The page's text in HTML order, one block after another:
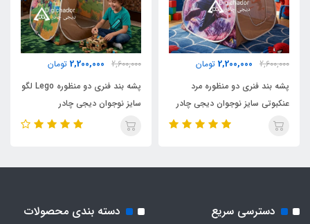
2 کودک تا سن 10 سال
اقلام همراه
کیف حمل مخصوص بنددار کوله ای
نوع اسکلت
ابریشم
2,600,000
2,200,000 تومان
پشه بند فنری دو منظوره مرد
عنکبوتی سایز نوجوان دیجی چادر
2,600,000
2,200,000 تومان
پشه بند فنری دو منظوره Lego لگو
سایز نوجوان دیجی چادر
دسترسی سریع دسته بندی محصولات